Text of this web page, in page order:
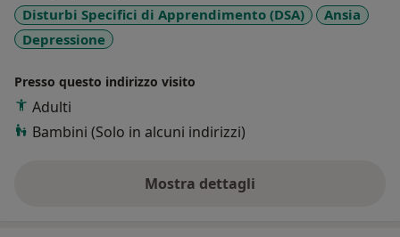
Disturbi Specifici di Apprendimento (DSA)
Ansia
Depressione
Presso questo indirizzo visito
Adulti
Bambini (Solo in alcuni indirizzi)
Mostra dettagli
sull'esperienza